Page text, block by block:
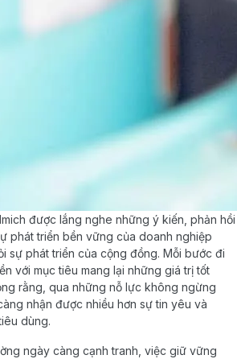
được lắng nghe những ý kiến, phản
phát triển bền vững của doanh nghiệp
sự phát triển của cộng đồng. Mỗi bước đi
với mục tiêu mang lại những giá trị tốt
rằng, qua những nỗ lực không ngừng
nhận được nhiều hơn sự tin yêu và
dùng.
ngày càng cạnh tranh, việc giữ vững